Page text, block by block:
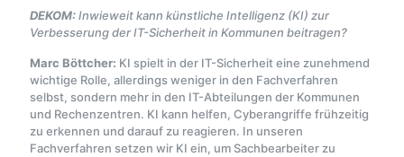
DEKOM:Inwieweit kann künstliche Intelligenz (KI) zur
Verbesserung der IT-Sicherheit in Kommunen beitragen?
Marc Böttcher: KI spielt in der IT-Sicherheit eine zunehmend
wichtige Rolle, allerdings weniger in den Fachverfahren
selbst, sondern mehr in den IT-Abteilungen der Kommunen
und Rechenzentren. KI kann helfen, Cyberangriffe frühzeitig
zu erkennen und darauf zu reagieren. In unseren
Fachverfahren setzen wir KI ein, um Sachbearbeiter zu